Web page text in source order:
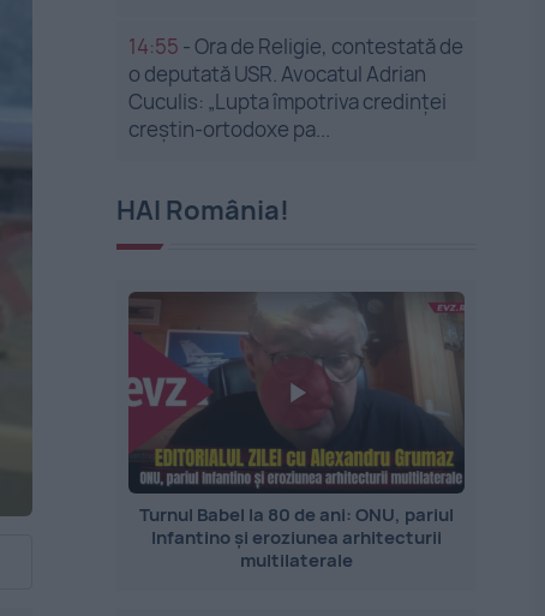
14:55 -Ora de Religie, contestată de
o deputată USR. Avocatul Adrian
Cuculis: „Lupta împotriva credinței
creștin-ortodoxe pa...
HAI România!
Turnul Babel la 80 de ani: ONU, pariul
Infantino și eroziunea arhitecturii
multilaterale